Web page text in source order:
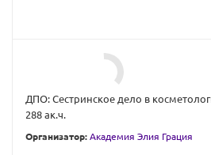
ДПО: Сестринское дело в
288 ак.ч.
Организатор: Академия Элия Грация